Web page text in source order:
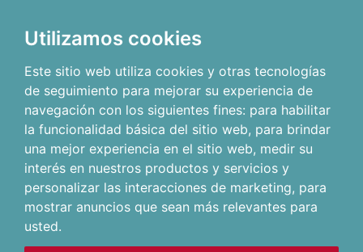
Utilizamos cookies
Este sitio web utiliza cookies y otras tecnologías
de seguimiento para mejorar su experiencia de
navegación con los siguientes fines: para habilitar
la funcionalidad básica del sitio web, para brindar
una mejor experiencia en el sitio web, medir su
interés en nuestros productos y servicios y
personalizar las interacciones de marketing, para
mostrar anuncios que sean más relevantes para
usted.